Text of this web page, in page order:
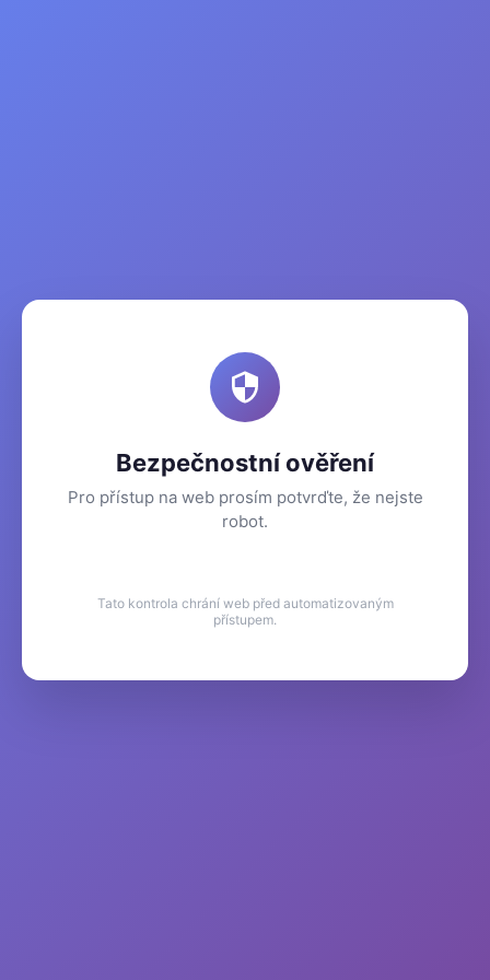
Bezpečnostní ověření
Pro přístup na web prosím potvrďte, že nejste
robot.
Tato kontrola chrání web před automatizovaným
přístupem.